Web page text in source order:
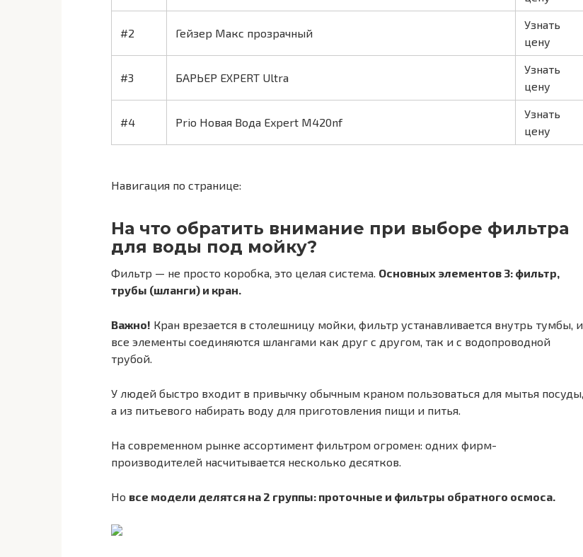
#2 Гейзер Макс прозрачный
Узнать
цену
#3 БАРЬЕР EXPERT Ultra
Узнать
цену
#4 Prio Новая Вода Expert M420nf
Узнать
цену
Навигация по странице:
На что обратить внимание при выборе фильтра
для воды под мойку?
Фильтр — не просто коробка, это целая система. Основных элементов 3: фильтр,
трубы (шланги) и кран.
Важно! Кран врезается в столешницу мойки, фильтр устанавливается внутрь тумбы, и
все элементы соединяются шлангами как друг с другом, так и с водопроводной
трубой.
У людей быстро входит в привычку обычным краном пользоваться для мытья посуды,
а из питьевого набирать воду для приготовления пищи и питья.
На современном рынке ассортимент фильтром огромен: одних фирм-
производителей насчитывается несколько десятков.
Но все модели делятся на 2 группы: проточные и фильтры обратного осмоса.